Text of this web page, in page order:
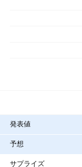
発表値
予想
サプライズ